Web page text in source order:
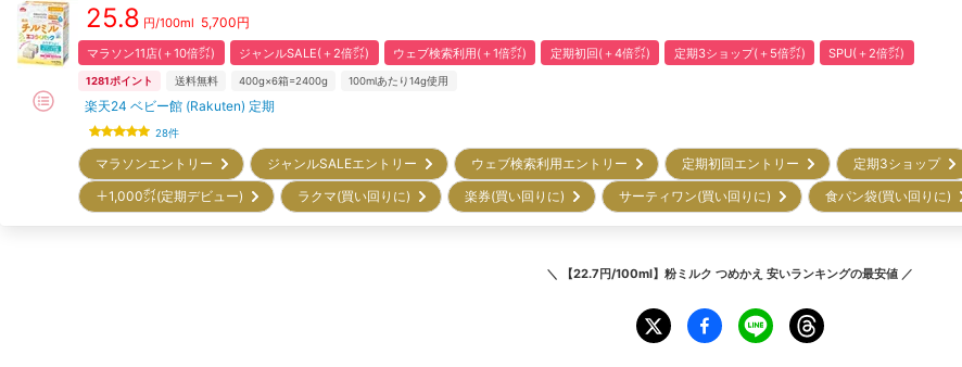
25.8 円/100ml 5,700円
マラソン11店(＋10倍㌽) ジャンルSALE(＋2倍㌽) ウェブ検索利用(＋1倍㌽) 定期初回(＋4倍㌽) 定期3ショップ(＋5倍㌽) SPU(＋2倍㌽)
1281ポイント 送料無料 400g×6箱=2400g 100mlあたり14g使用
楽天24 ベビー館 (Rakuten) 定期
28件
マラソンエントリー ジャンルSALEエントリー ウェブ検索利用エントリー 定期初回エントリー 定期3ショップ
＋1,000㌽(定期デビュー)
ラクマ(買い回りに) 楽券(買い回りに) サーティワン(買い回りに) 食パン袋(買い回りに)
＼ 【22.7円/100ml】粉ミルク つめかえ 安いランキングの最安値 ／